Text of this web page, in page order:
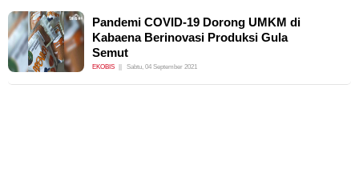
Pandemi COVID-19 Dorong UMKM di
Kabaena Berinovasi Produksi Gula
Semut
EKOBIS Sabtu, 04 September 2021